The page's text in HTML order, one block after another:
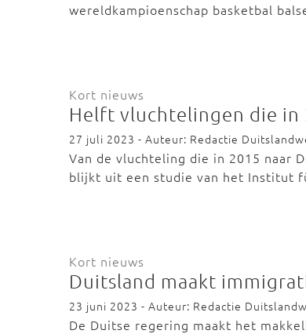
wereldkampioenschap basketbal
Kort nieuws
Helft vluchtelingen die in
27 juli 2023 - Auteur: Redactie
Van de vluchteling die in 2015 naar
blijkt uit een studie van het Institut
Kort nieuws
Duitsland maakt
23 juni 2023 - Auteur: Redactie
De Duitse regering maakt het